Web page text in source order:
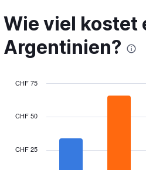
Range:
0
to
120.
Wie viel kostet
Argentinien?
with
CHF 25
CHF 50
CHF 75